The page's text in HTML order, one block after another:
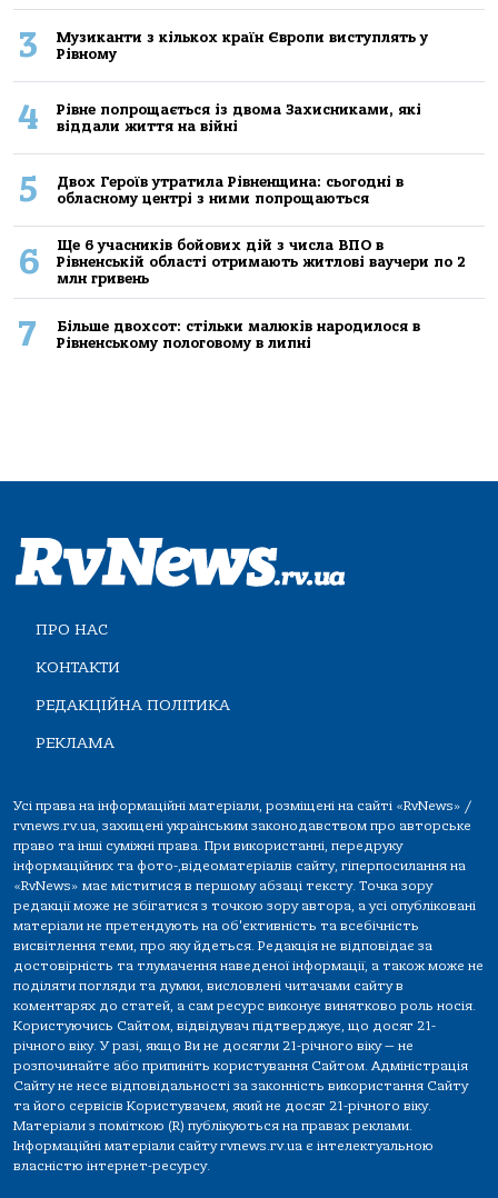
3
Музиканти з кількох країн Європи виступлять у
Рівному
4
Рівне попрощається із двома Захисниками, які
віддали життя на війні
5
Двох Героїв утратила Рівненщина: сьогодні в
обласному центрі з ними попрощаються
6
Ще 6 учасників бойових дій з числа ВПО в
Рівненській області отримають житлові ваучери по 2
млн гривень
7
Більше двохсот: стільки малюків народилося в
Рівненському пологовому в липні
ПРО НАС
КОНТАКТИ
РЕДАКЦІЙНА ПОЛІТИКА
РЕКЛАМА
Усі права на інформаційні матеріали, розміщені на сайті «RvNews» /
rvnews.rv.ua, захищені українським законодавством про авторське
право та інші суміжні права. При використанні, передруку
інформаційних та фото-,відеоматеріалів сайту, гіперпосилання на
«RvNews» має міститися в першому абзаці тексту. Точка зору
редакції може не збігатися з точкою зору автора, а усі опубліковані
матеріали не претендують на об'єктивність та всебічність
висвітлення теми, про яку йдеться. Редакція не відповідає за
достовірність та тлумачення наведеної інформації, а також може не
поділяти погляди та думки, висловлені читачами сайту в
коментарях до статей, а сам ресурс виконує винятково роль носія.
Користуючись Сайтом, відвідувач підтверджує, що досяг 21-
річного віку. У разі, якщо Ви не досягли 21-річного віку — не
розпочинайте або припиніть користування Сайтом. Адміністрація
Сайту не несе відповідальності за законність використання Сайту
та його сервісів Користувачем, який не досяг 21-річного віку.
Матеріали з поміткою (R) публікуються на правах реклами.
Інформаційні матеріали сайту rvnews.rv.ua є інтелектуальною
власністю інтернет-ресурсу.